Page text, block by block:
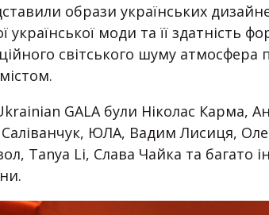
образи українських
української моди та її здатність
світського шуму атмосфера
GALA були Ніколас Карма,
ЮЛА, Вадим Лисиця,
Tanya Li, Слава Чайка та багато